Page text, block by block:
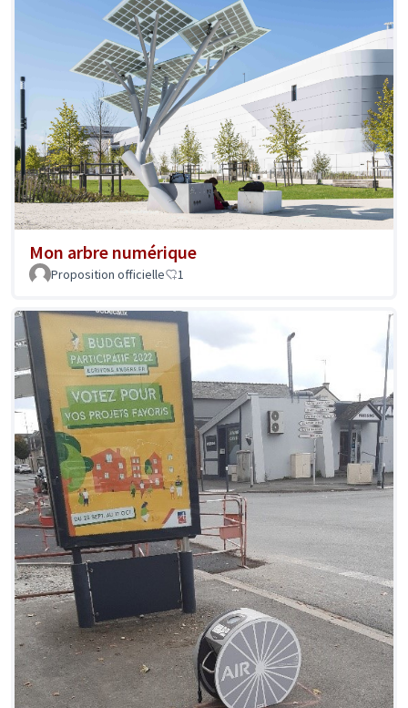
Mon arbre numérique
Proposition officielle 1